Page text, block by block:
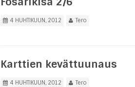
4 HUHTIKUUN, 2012 Tero
Karttien kevättuunaus
4 HUHTIKUUN, 2012 Tero